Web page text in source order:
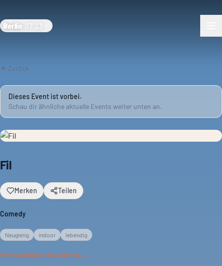
Berlin 07:23
Zurück
Dieses Event ist vorbei.
Schau dir ähnliche aktuelle Events weiter unten an.
Fil
Merken Teilen
Comedy
Neugierig indoor lebendig
Mehr neugierige Events in Berlin →